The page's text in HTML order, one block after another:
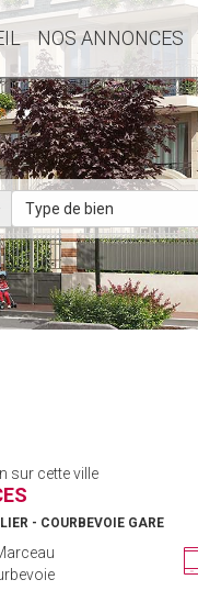
NOS ANNONCES
Type de bien
sur cette ville
- COURBEVOIE GARE